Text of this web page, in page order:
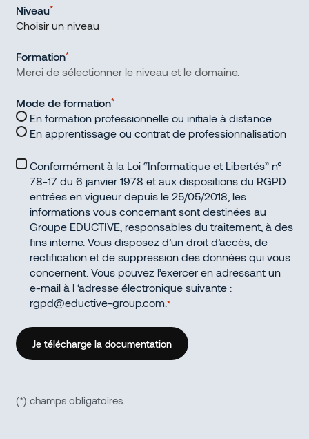
(*) champs obligatoires.
Niveau*
Formation*
Mode de formation*
En formation professionnelle ou initiale à distance
En apprentissage ou contrat de professionnalisation
RGPD*
Conformément à la Loi “Informatique et Libertés” n°
78-17 du 6 janvier 1978 et aux dispositions du RGPD
entrées en vigueur depuis le 25/05/2018, les
informations vous concernant sont destinées au
Groupe EDUCTIVE, responsables du traitement, à des
fins interne. Vous disposez d’un droit d’accès, de
rectification et de suppression des données qui vous
concernent. Vous pouvez l’exercer en adressant un
e-mail à l ‘adresse électronique suivante :
rgpd@eductive-group.com. *